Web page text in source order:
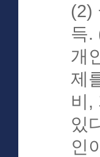
(2)
득.
개
제
비,
있
인